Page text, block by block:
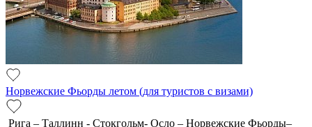
Норвежские Фьорды летом (для туристов с визами)
Рига – Таллинн - Стокгольм- Осло – Норвежские Фьорды–